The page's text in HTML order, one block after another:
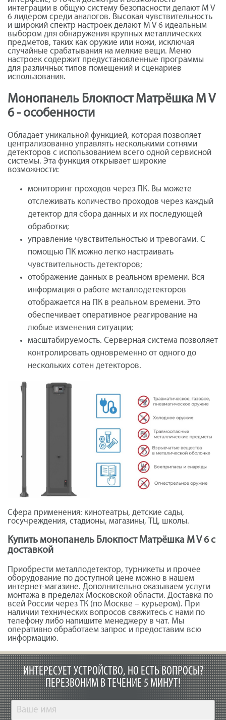
интеграции в общую систему безопасности делают M V
6 лидером среди аналогов. Высокая чувствительность
и широкий спектр настроек делают M V 6 идеальным
выбором для обнаружения крупных металлических
предметов, таких как оружие или ножи, исключая
случайные срабатывания на мелкие вещи. Меню
настроек содержит предустановленные программы
для различных типов помещений и сценариев
использования.
Монопанель Блокпост Матрёшка M V
6 - особенности
Обладает уникальной функцией, которая позволяет
централизованно управлять несколькими сотнями
детекторов с использованием всего одной сервисной
системы. Эта функция открывает широкие
возможности:
мониторинг проходов через ПК. Вы можете
отслеживать количество проходов через каждый
детектор для сбора данных и их последующей
обработки;
управление чувствительностью и тревогами. С
помощью ПК можно легко настраивать
чувствительность детекторов;
отображение данных в реальном времени. Вся
информация о работе металлодетекторов
отображается на ПК в реальном времени. Это
обеспечивает оперативное реагирование на
любые изменения ситуации;
масштабируемость. Серверная система позволяет
контролировать одновременно от одного до
нескольких сотен детекторов.
Сфера применения: кинотеатры, детские сады,
госучреждения, стадионы, магазины, ТЦ, школы.
Купить монопанель Блокпост Матрёшка M V 6 с
доставкой
Приобрести металлодетектор, турникеты и прочее
оборудование по доступной цене можно в нашем
интернет-магазине. Дополнительно оказываем услуги
монтажа в пределах Московской области. Доставка по
всей России через ТК (по Москве – курьером). При
наличии технических вопросов свяжитесь с нами по
телефону либо напишите менеджеру в чат. Мы
оперативно обработаем запрос и предоставим всю
информацию.
ИНТЕРЕСУЕТ УСТРОЙСТВО, НО ЕСТЬ ВОПРОСЫ?
ПЕРЕЗВОНИМ В ТЕЧЕНИЕ 5 МИНУТ!